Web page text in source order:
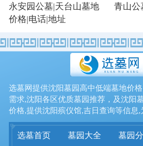
永安园公墓|天台山墓地
价格|电话|地址
青山公
选墓网提供沈阳墓园高中低端墓地价
需求,沈阳各区优质墓园推荐，及沈阳
价格,提供沈阳殡仪馆,吉日查询等信息
选墓首页 墓园大全 墓园